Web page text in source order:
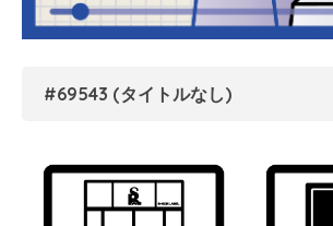
#69543 (タイトルなし)